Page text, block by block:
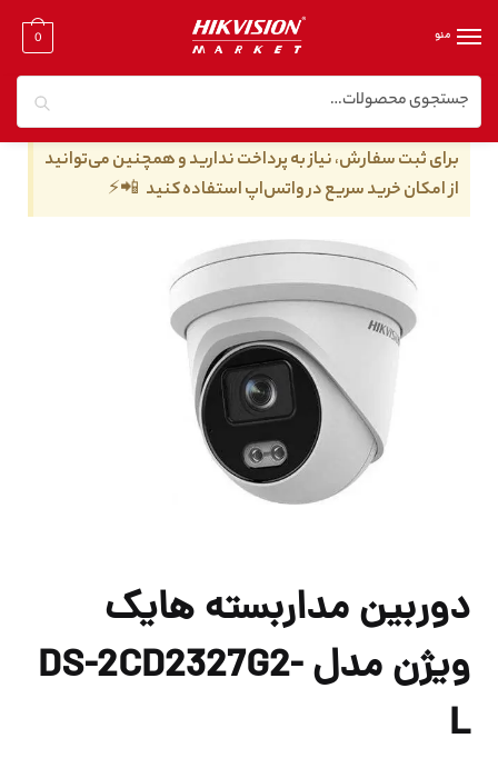
منو 0
خانه / دوربین مدار بسته تحت شبکه دوربین مداربسته هایک ویژن مدل DS-2CD2327G2-L
برای ثبت سفارش، نیاز به پرداخت ندارید و همچنین می‌توانید
از امکان خرید سریع در واتس‌اپ استفاده کنید 📲⚡
دوربین مداربسته هایک
ویژن مدل DS-2CD2327G2-
L